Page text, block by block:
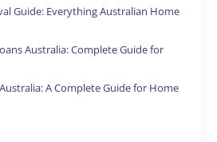
Guide: Everything Australian Home
Australia: Complete Guide for
A Complete Guide for Home